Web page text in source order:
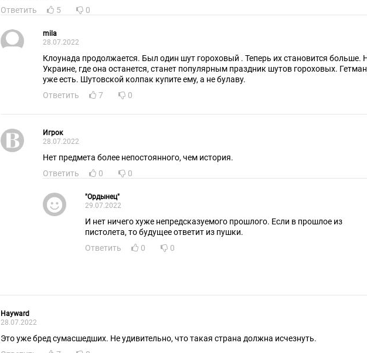
Ответить
5 0
mila
28.07.2022
Клоунада продолжается. Был один шут гороховый . Теперь их становится больше. На
Украине, где она останется, станет популярным праздник шутов гороховых. Гетман
уже есть. Шутовской колпак купите ему, а не булаву.
Ответить
7 0
Игрок
28.07.2022
Нет предмета более непостоянного, чем история.
Ответить
0 0
"Ордынец"
29.07.2022
И нет ничего хуже непредсказуемого прошлого. Если в прошлое из
пистолета, то будущее ответит из пушки.
Ответить
0 0
Hayward
28.07.2022
Это уже бред сумасшедших. Не удивительно, что такая страна должна исчезнуть.